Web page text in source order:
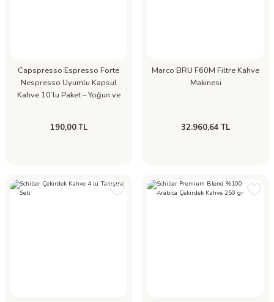
Capspresso Espresso Forte
Nespresso Uyumlu Kapsül
Kahve 10’lu Paket – Yoğun ve
190,00 TL
Marco BRU F60M Filtre Kahve
Makinesi
32.960,64 TL